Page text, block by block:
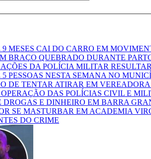
5 PESSOAS NESTA SEMANA NO
DROGAS E DINHEIRO EM BARRA
DO CRIME